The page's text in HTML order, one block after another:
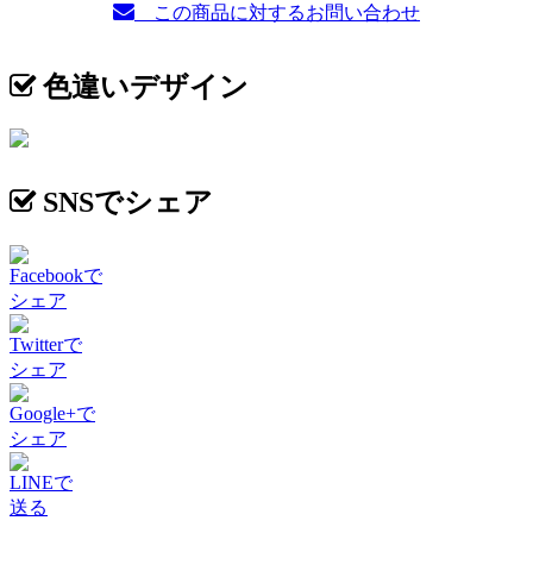
この商品に対するお問い合わせ
色違いデザイン
SNSでシェア
Facebookで
シェア
Twitterで
シェア
Google+で
シェア
LINEで
送る